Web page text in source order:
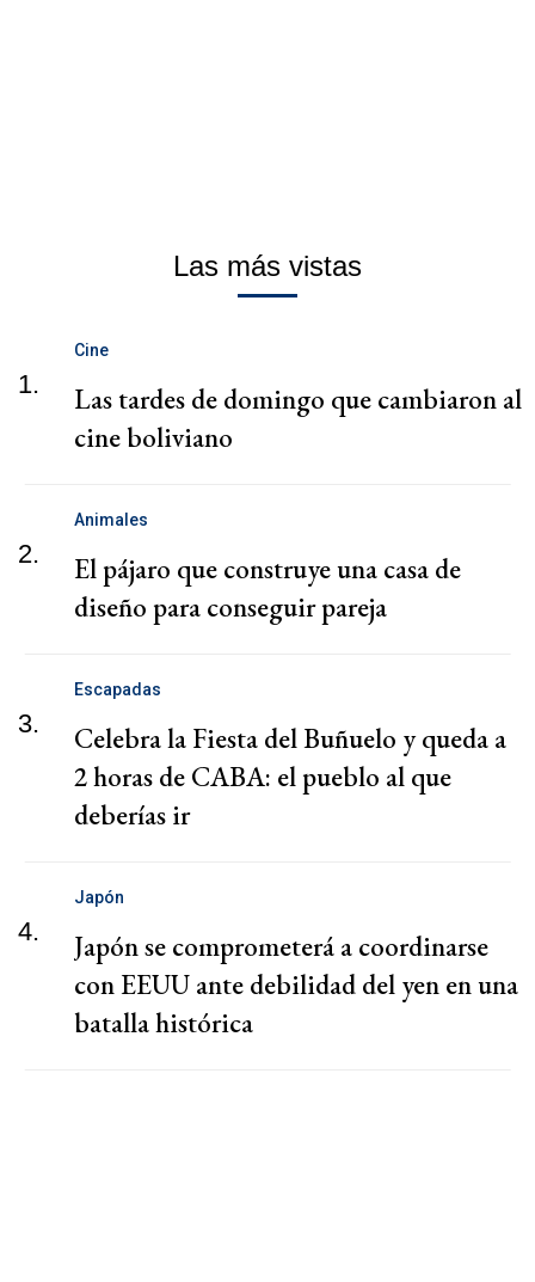
Las más vistas
1.
Cine
Las tardes de domingo que cambiaron al
cine boliviano
2.
Animales
El pájaro que construye una casa de
diseño para conseguir pareja
3.
Escapadas
Celebra la Fiesta del Buñuelo y queda a
2 horas de CABA: el pueblo al que
deberías ir
4.
Japón
Japón se comprometerá a coordinarse
con EEUU ante debilidad del yen en una
batalla histórica